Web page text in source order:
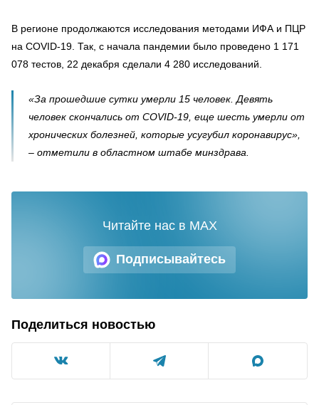
В регионе продолжаются исследования методами ИФА и ПЦР
на COVID-19. Так, с начала пандемии было проведено 1 171
078 тестов, 22 декабря сделали 4 280 исследований.
«За прошедшие сутки умерли 15 человек. Девять
человек скончались от COVID-19, еще шесть умерли от
хронических болезней, которые усугубил коронавирус»,
– отметили в областном штабе минздрава.
Подписывайтесь
Читайте нас в MAX
Поделиться новостью